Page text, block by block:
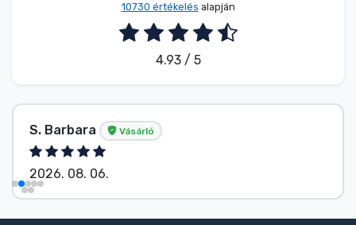
10730 értékelés alapján
4.93 / 5
S. Barbara Vásárló
2026. 08. 06.